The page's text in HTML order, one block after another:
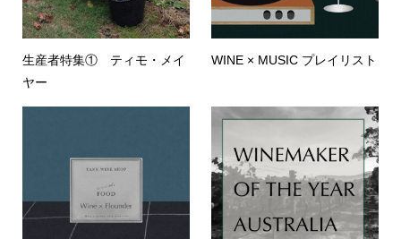
生産者特集① ティモ・メイ
ヤー
WINE × MUSIC プレイリスト